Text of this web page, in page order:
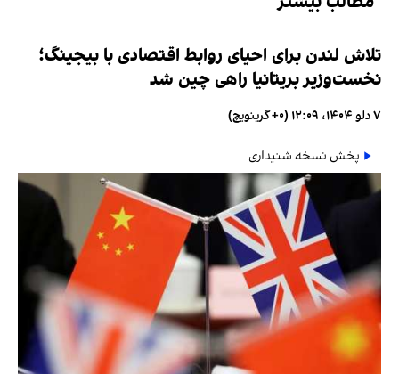
تلاش لندن برای احیای روابط اقتصادی با بیجینگ؛
نخست‌وزیر بریتانیا راهی چین شد
۷ دلو ۱۴۰۴، ۱۲:۰۹ (‎+۰ گرینویچ)
پخش نسخه شنیداری